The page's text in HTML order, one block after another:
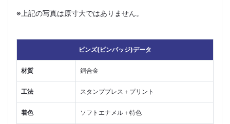
※上記の写真は原寸大ではありません。
ピンズ(ピンバッジ)データ
材質 銅合金
工法 スタンププレス＋プリント
着色 ソフトエナメル＋特色